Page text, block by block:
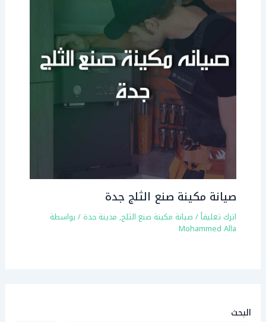
صيانة مكينة صنع الثلج جدة
اترك تعليقاً/ صيانة مكينة صنع الثلج, مدينة جدة / بواسطة
Mohammed Alla
البحث